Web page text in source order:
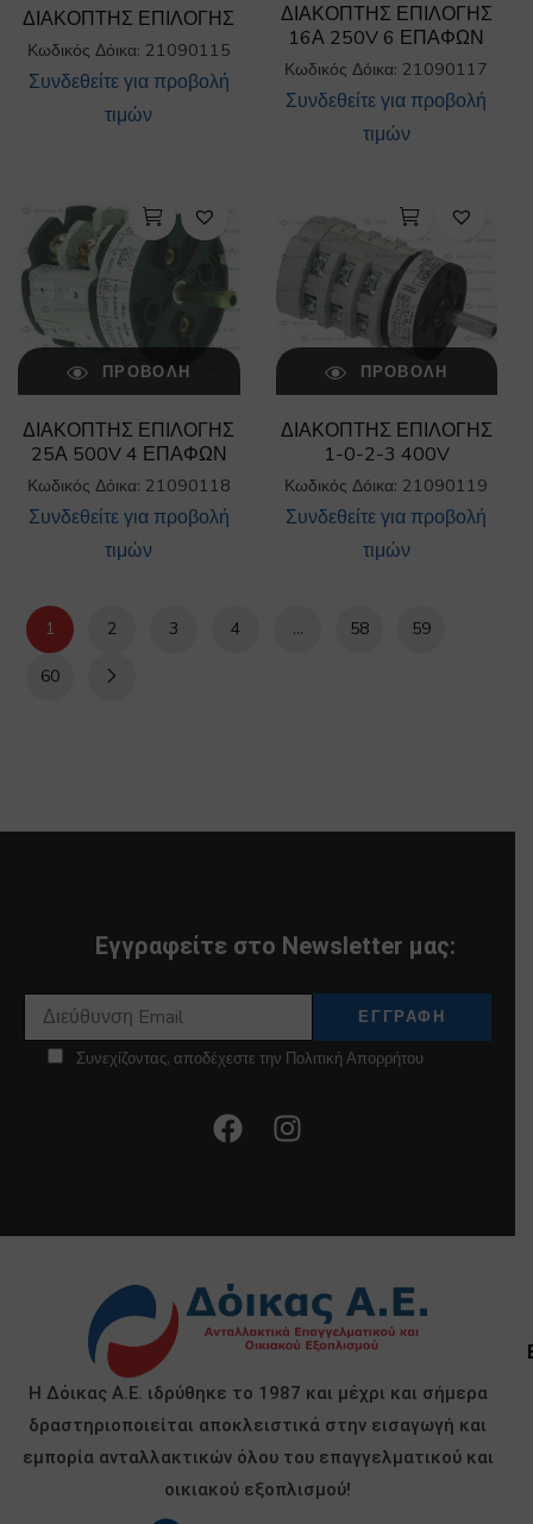
ΔΙΑΚΟΠΤΗΣ ΕΠΙΛΟΓΗΣ
Κωδικός Δόικα: 21090115
Συνδεθείτε για προβολή
τιμών
ΔΙΑΚΟΠΤΗΣ ΕΠΙΛΟΓΗΣ
16Α 250V 6 ΕΠΑΦΩΝ
Κωδικός Δόικα: 21090117
Συνδεθείτε για προβολή
τιμών
ΠΡΟΒΟΛΉ
ΔΙΑΚΟΠΤΗΣ ΕΠΙΛΟΓΗΣ
25Α 500V 4 ΕΠΑΦΩΝ
Κωδικός Δόικα: 21090118
Συνδεθείτε για προβολή
τιμών
ΠΡΟΒΟΛΉ
ΔΙΑΚΟΠΤΗΣ ΕΠΙΛΟΓΗΣ
1-0-2-3 400V
Κωδικός Δόικα: 21090119
Συνδεθείτε για προβολή
τιμών
1 2 3 4 … 58 59
60
Εγγραφείτε στο Newsletter μας:
Συνεχίζοντας, αποδέχεστε την Πολιτική Απορρήτου
Η Δόικας Α.Ε. ιδρύθηκε το 1987 και μέχρι και σήμερα
δραστηριοποιείται αποκλειστικά στην εισαγωγή και
εμπορία ανταλλακτικών όλου του επαγγελματικού και
οικιακού εξοπλισμού!